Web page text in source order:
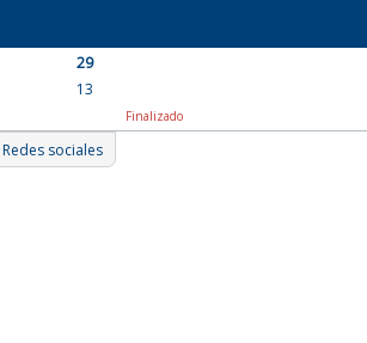
29
13
Finalizado
Redes sociales